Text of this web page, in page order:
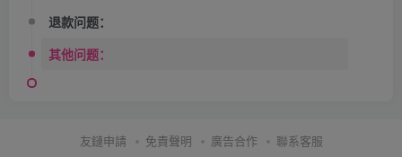
退款问题：
其他问题：
友鏈申請 免責聲明 廣告合作 聯系客服